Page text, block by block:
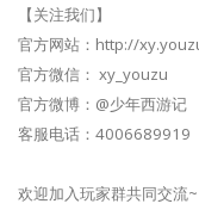
【关注我们】
官方网站：http://
官方微信： xy_youzu
官方微博：@少年西游记
客服电话：4006689919
欢迎加入玩家群共同交流~